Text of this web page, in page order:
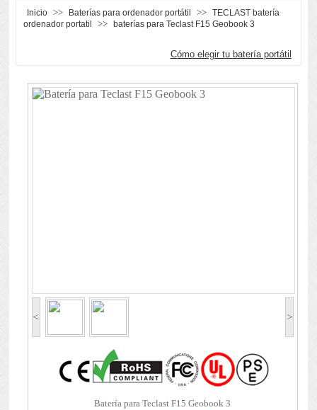
Inicio >> Baterías para ordenador portátil >>
TECLAST batería
ordenador portatil
>> baterías para Teclast F15 Geobook 3
Cómo elegir tu batería portátil
< >
Batería para Teclast F15 Geobook 3